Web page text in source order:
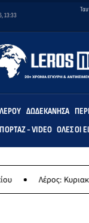
13:33
ΔΩΔΕΚΆΝΗΣΑ
- VIDEO ΌΛΕΣ ΟΙ
Κυριακή 9